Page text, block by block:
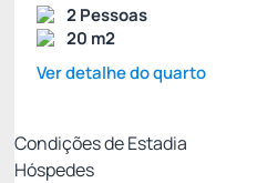
2 Pessoas
20 m2
Ver detalhe do quarto
Condições de Estadia
Hóspedes